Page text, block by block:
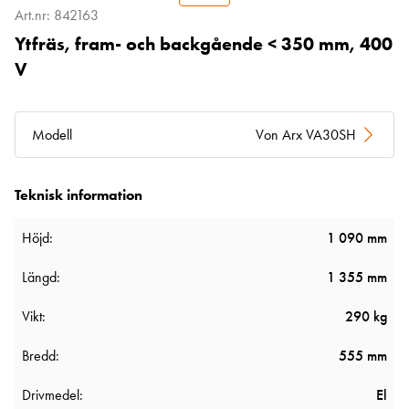
Art.nr: 842163
Ytfräs, fram- och backgående < 350 mm, 400
V
Modell Von Arx VA30SH
Teknisk information
Höjd: 1 090 mm
Längd: 1 355 mm
Vikt: 290 kg
Bredd: 555 mm
Drivmedel: El